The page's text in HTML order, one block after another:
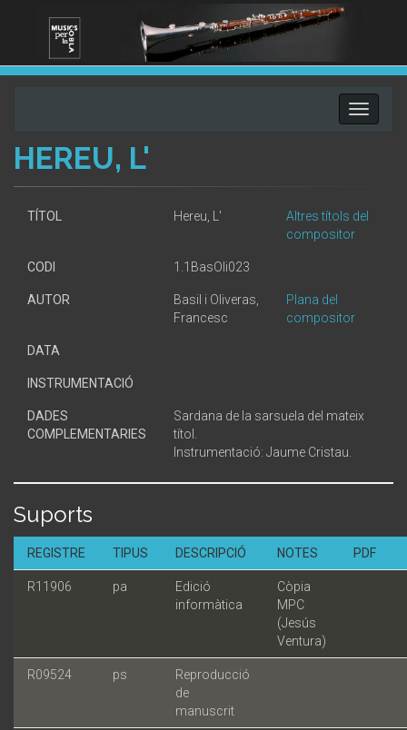
Toggle
HEREU, L'
TÍTOL Hereu, L'
Altres títols del
compositor
CODI 1.1BasOli023
AUTOR
Basil i Oliveras,
Francesc
Plana del
compositor
DATA
INSTRUMENTACIÓ
DADES
COMPLEMENTARIES
Sardana de la sarsuela del mateix
títol.
Instrumentació: Jaume Cristau.
Suports
REGISTRE TIPUS DESCRIPCIÓ NOTES PDF
R11906 pa
Edició
informàtica
Còpia
MPC
(Jesús
Ventura)
R09524 ps
Reproducció
de
manuscrit